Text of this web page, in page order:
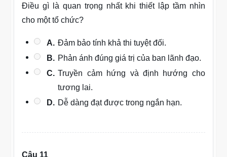
Điều gì là quan trọng nhất khi thiết lập tầm nhìn
cho một tổ chức?
A. Đảm bảo tính khả thi tuyệt đối.
B. Phản ánh đúng giá trị của ban lãnh đạo.
C. Truyền cảm hứng và định hướng cho
tương lai.
D. Dễ dàng đạt được trong ngắn hạn.
Câu 11